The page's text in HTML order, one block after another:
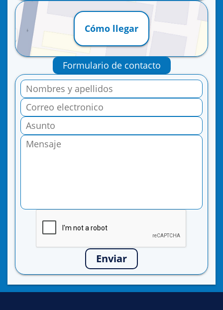
Cómo llegar
Formulario de contacto
Enviar